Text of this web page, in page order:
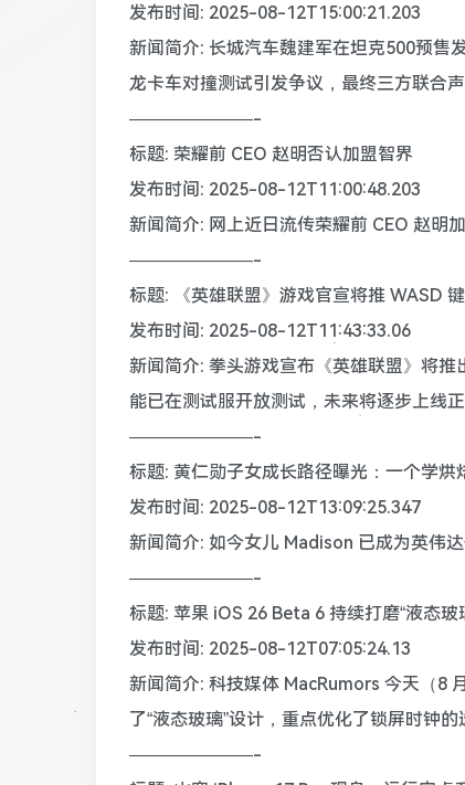
发布时间: 2025-08-12T15:00:21.203
新闻简介: 长城汽车魏建军在坦克500预售
龙卡车对撞测试引发争议，最终三方联合
———————-
标题: 荣耀前 CEO 赵明否认加盟智界
发布时间: 2025-08-12T11:00:48.203
新闻简介: 网上近日流传荣耀前 CEO 赵明
———————-
标题: 《英雄联盟》游戏官宣将推 WASD
发布时间: 2025-08-12T11:43:33.06
新闻简介: 拳头游戏宣布《英雄联盟》将
能已在测试服开放测试，未来将逐步上线
———————-
标题: 黄仁勋子女成长路径曝光：一个学
发布时间: 2025-08-12T13:09:25.347
新闻简介: 如今女儿 Madison 已成为英伟
———————-
标题: 苹果 iOS 26 Beta 6 持续打磨“液态
发布时间: 2025-08-12T07:05:24.13
新闻简介: 科技媒体 MacRumors 今天（8
了“液态玻璃”设计，重点优化了锁屏时钟
———————-